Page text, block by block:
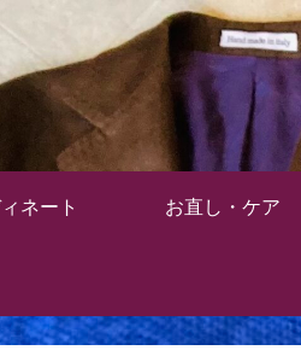
ネート お直し・ケア